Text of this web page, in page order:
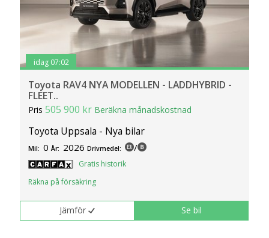
idag 07:02
Toyota RAV4 NYA MODELLEN - LADDHYBRID -
FLEET..
Pris505 900 kr Beräkna månadskostnad
Toyota Uppsala - Nya bilar
Mil: 0 År: 2026 Drivmedel: /
Gratis historik
Räkna på försäkring
Jämför Se bil